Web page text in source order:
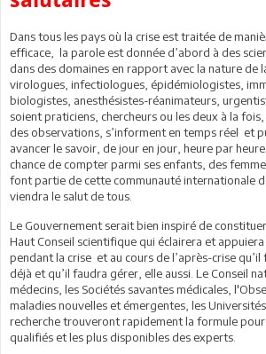
Dans tous les pays où la crise est traitée de
efficace, la parole est donnée d’abord à des
dans des domaines en rapport avec la nature de
virologues, infectiologues, épidémiologistes,
biologistes, anesthésistes-réanimateurs,
soient praticiens, chercheurs ou les deux à la
des observations, s’informent en temps réel et
avancer le savoir, de jour en jour, heure par
chance de compter parmi ses enfants, des
font partie de cette communauté internationale
viendra le salut de tous.
Le Gouvernement serait bien inspiré de
Haut Conseil scientifique qui éclairera et
pendant la crise et au cours de l’après-crise
déjà et qu’il faudra gérer, elle aussi. Le Conseil
médecins, les Sociétés savantes médicales,
maladies nouvelles et émergentes, les
recherche trouveront rapidement la formule pour
qualifiés et les plus disponibles des experts.